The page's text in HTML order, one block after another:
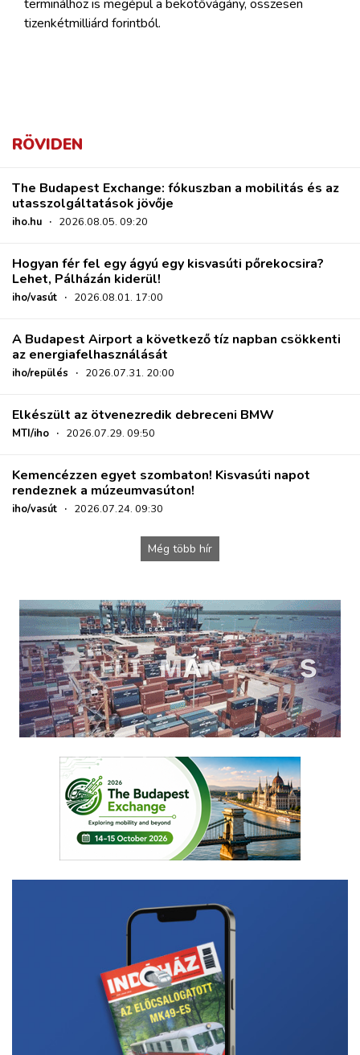
terminálhoz is megépül a bekötővágány, összesen
tizenkétmilliárd forintból.
RÖVIDEN
The Budapest Exchange: fókuszban a mobilitás és az
utasszolgáltatások jövője
iho.hu · 2026.08.05. 09:20
Hogyan fér fel egy ágyú egy kisvasúti pőrekocsira?
Lehet, Pálházán kiderül!
iho/vasút · 2026.08.01. 17:00
A Budapest Airport a következő tíz napban csökkenti
az energiafelhasználását
iho/repülés · 2026.07.31. 20:00
Elkészült az ötvenezredik debreceni BMW
MTI/iho · 2026.07.29. 09:50
Kemencézzen egyet szombaton! Kisvasúti napot
rendeznek a múzeumvasúton!
iho/vasút · 2026.07.24. 09:30
Még több hír